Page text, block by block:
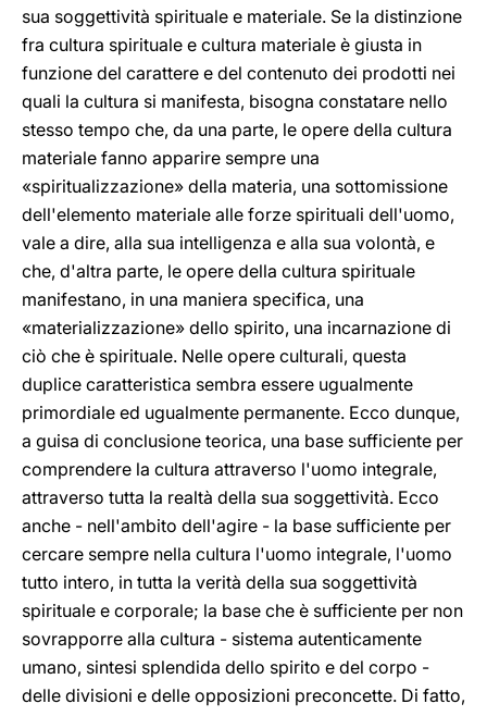
sua soggettività spirituale e materiale. Se la distinzione
fra cultura spirituale e cultura materiale è giusta in
funzione del carattere e del contenuto dei prodotti nei
quali la cultura si manifesta, bisogna constatare nello
stesso tempo che, da una parte, le opere della cultura
materiale fanno apparire sempre una
«spiritualizzazione» della materia, una sottomissione
dell'elemento materiale alle forze spirituali dell'uomo,
vale a dire, alla sua intelligenza e alla sua volontà, e
che, d'altra parte, le opere della cultura spirituale
manifestano, in una maniera specifica, una
«materializzazione» dello spirito, una incarnazione di
ciò che è spirituale. Nelle opere culturali, questa
duplice caratteristica sembra essere ugualmente
primordiale ed ugualmente permanente. Ecco dunque,
a guisa di conclusione teorica, una base sufficiente per
comprendere la cultura attraverso l'uomo integrale,
attraverso tutta la realtà della sua soggettività. Ecco
anche - nell'ambito dell'agire - la base sufficiente per
cercare sempre nella cultura l'uomo integrale, l'uomo
tutto intero, in tutta la verità della sua soggettività
spirituale e corporale; la base che è sufficiente per non
sovrapporre alla cultura - sistema autenticamente
umano, sintesi splendida dello spirito e del corpo -
delle divisioni e delle opposizioni preconcette. Di fatto,